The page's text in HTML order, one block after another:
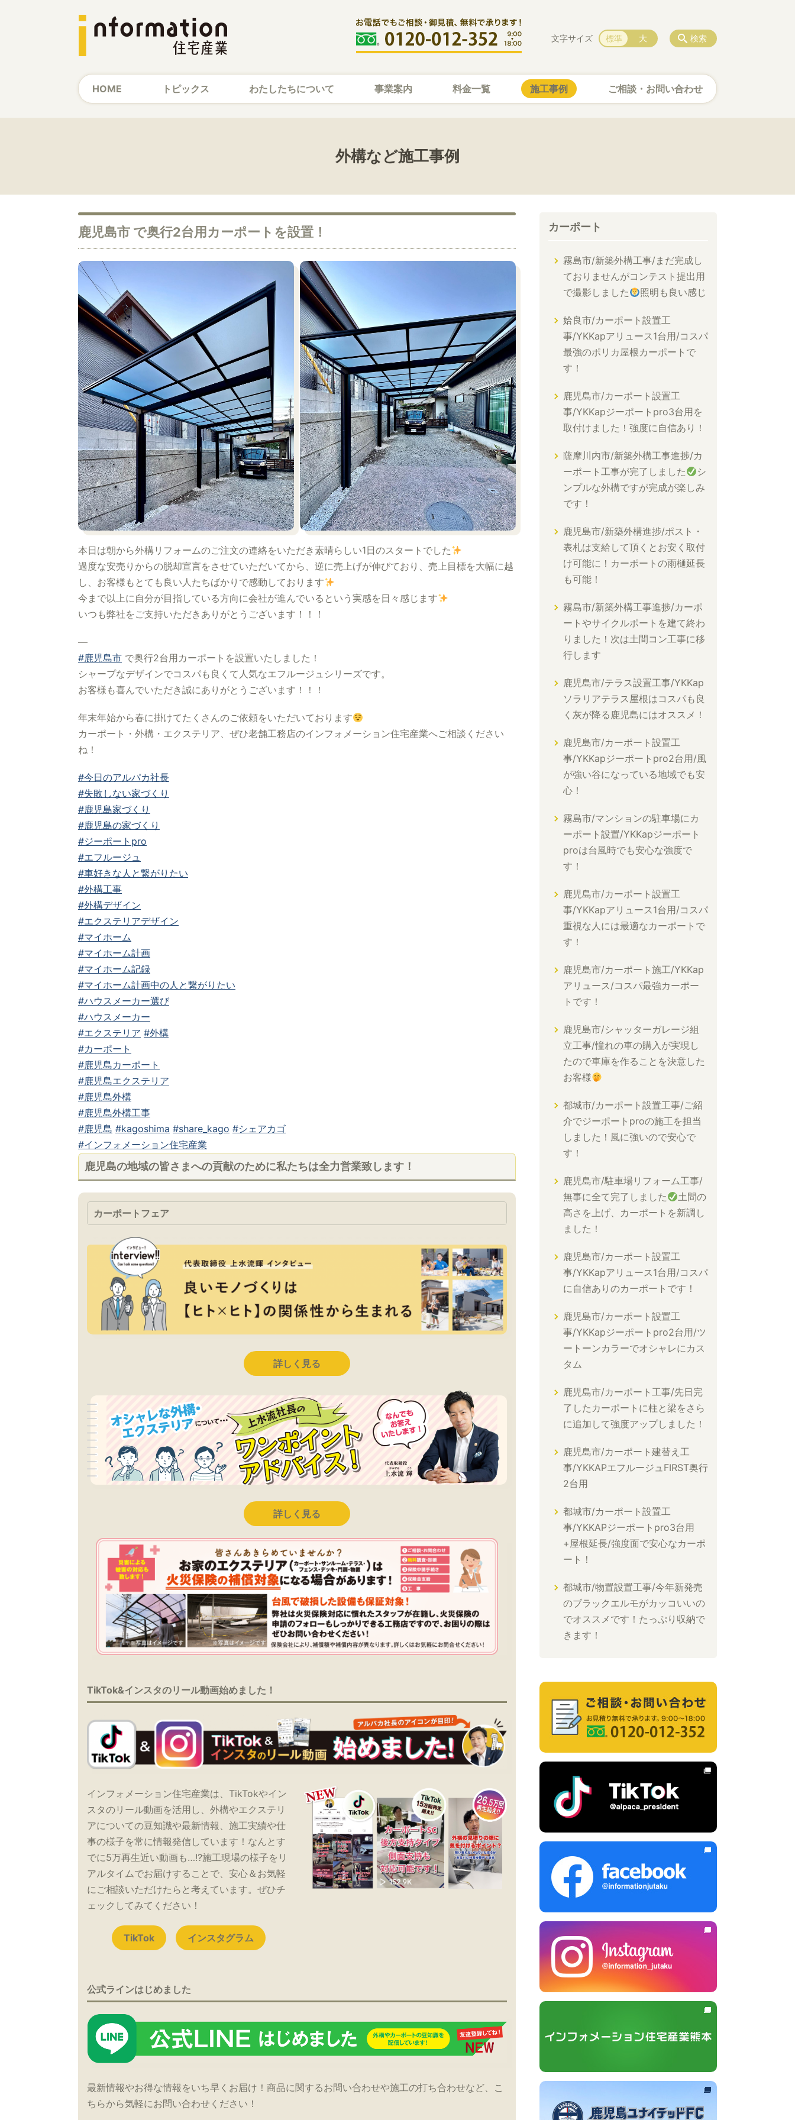
HOME トピックス わたしたちについて 事業案内 料金一覧 施工事例 ご相談・お問い合わせ
検索
文字サイズ 標準 大
外構など施工事例
鹿児島市 で奥行2台用カーポートを設置！
本日は朝から外構リフォームのご注文の連絡をいただき素晴らしい1日のスタートでした
過度な安売りからの脱却宣言をさせていただいてから、逆に売上げが伸びており、売上目標を大幅に越
し、お客様もとても良い人たちばかりで感動しております
今まで以上に自分が目指している方向に会社が進んでいるという実感を日々感じます
いつも弊社をご支持いただきありがとうございます！！！
—
#鹿児島市 で奥行2台用カーポートを設置いたしました！
シャープなデザインでコスパも良くて人気なエフルージュシリーズです。
お客様も喜んでいただき誠にありがとうございます！！！
年末年始から春に掛けてたくさんのご依頼をいただいております
カーポート・外構・エクステリア、ぜひ老舗工務店のインフォメーション住宅産業へご相談ください
ね！
#今日のアルパカ社長
#失敗しない家づくり
#鹿児島家づくり
#鹿児島の家づくり
#ジーポートpro
#エフルージュ
#車好きな人と繋がりたい
#外構工事
#外構デザイン
#エクステリアデザイン
#マイホーム
#マイホーム計画
#マイホーム記録
#マイホーム計画中の人と繋がりたい
#ハウスメーカー選び
#ハウスメーカー
#エクステリア #外構
#カーポート
#鹿児島カーポート
#鹿児島エクステリア
#鹿児島外構
#鹿児島外構工事
#鹿児島 #kagoshima #share_kago #シェアカゴ
#インフォメーション住宅産業
鹿児島の地域の皆さまへの貢献のために私たちは全力営業致します！
カーポートフェア
詳しく見る
詳しく見る
TikTok&インスタのリール動画始めました！
インフォメーション住宅産業は、TikTokやイン
スタのリール動画を活用し、外構やエクステリ
アについての豆知識や最新情報、施工実績や仕
事の様子を常に情報発信しています！なんとす
でに5万再生近い動画も…!?施工現場の様子をリ
アルタイムでお届けすることで、安心＆お気軽
にご相談いただけたらと考えています。ぜひチ
ェックしてみてください！
TikTok インスタグラム
公式ラインはじめました
最新情報やお得な情報をいち早くお届け！商品に関するお問い合わせや施工の打ち合わせなど、こ
ちらから気軽にお問い合わせください！
カーポート
霧島市/新築外構工事/まだ完成し
ておりませんがコンテスト提出用
で撮影しました
照明も良い感じ
姶良市/カーポート設置工
事/YKKapアリュース1台用/コスパ
最強のポリカ屋根カーポートで
す！
鹿児島市/カーポート設置工
事/YKKapジーポートpro3台用を
取付けました！強度に自信あり！
薩摩川内市/新築外構工事進捗/カ
ーポート工事が完了しました
シ
ンプルな外構ですが完成が楽しみ
です！
鹿児島市/新築外構進捗/ポスト・
表札は支給して頂くとお安く取付
け可能に！カーポートの雨樋延長
も可能！
霧島市/新築外構工事進捗/カーポ
ートやサイクルポートを建て終わ
りました！次は土間コン工事に移
行します
鹿児島市/テラス設置工事/YKKap
ソラリアテラス屋根はコスパも良
く灰が降る鹿児島にはオススメ！
鹿児島市/カーポート設置工
事/YKKapジーポートpro2台用/風
が強い谷になっている地域でも安
心！
霧島市/マンションの駐車場にカ
ーポート設置/YKKapジーポート
proは台風時でも安心な強度で
す！
鹿児島市/カーポート設置工
事/YKKapアリュース1台用/コスパ
重視な人には最適なカーポートで
す！
鹿児島市/カーポート施工/YKKap
アリュース/コスパ最強カーポー
トです！
鹿児島市/シャッターガレージ組
立工事/憧れの車の購入が実現し
たので車庫を作ることを決意した
お客様
都城市/カーポート設置工事/ご紹
介でジーポートproの施工を担当
しました！風に強いので安心で
す！
鹿児島市/駐車場リフォーム工事/
無事に全て完了しました
土間の
高さを上げ、カーポートを新調し
ました！
鹿児島市/カーポート設置工
事/YKKapアリュース1台用/コスパ
に自信ありのカーポートです！
鹿児島市/カーポート設置工
事/YKKapジーポートpro2台用/ツ
ートーンカラーでオシャレにカス
タム
鹿児島市/カーポート工事/先日完
了したカーポートに柱と梁をさら
に追加して強度アップしました！
鹿児島市/カーポート建替え工
事/YKKAPエフルージュFIRST奥行
2台用
都城市/カーポート設置工
事/YKKAPジーポートpro3台用
+屋根延長/強度面で安心なカーポ
ート！
都城市/物置設置工事/今年新発売
のブラックエルモがカッコいいの
でオススメです！たっぷり収納で
きます！